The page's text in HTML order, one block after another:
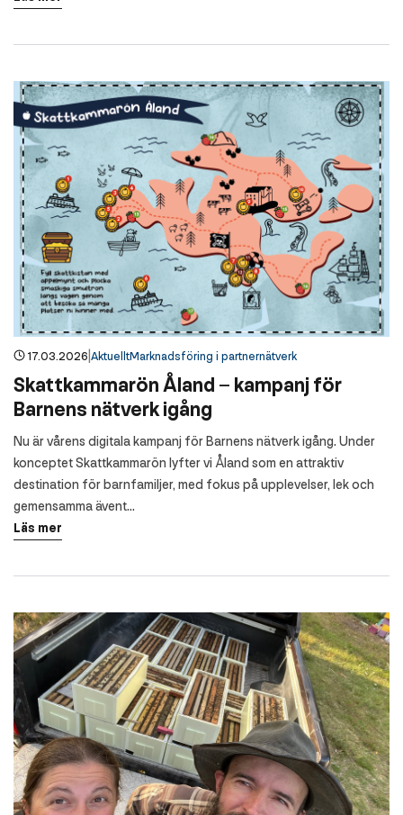
17.03.2026 AktuelltMarknadsföring i partnernätverk
Skattkammarön Åland – kampanj för
Barnens nätverk igång
Nu är vårens digitala kampanj för Barnens nätverk igång. Under
konceptet Skattkammarön lyfter vi Åland som en attraktiv
destination för barnfamiljer, med fokus på upplevelser, lek och
gemensamma ävent...
Läs mer